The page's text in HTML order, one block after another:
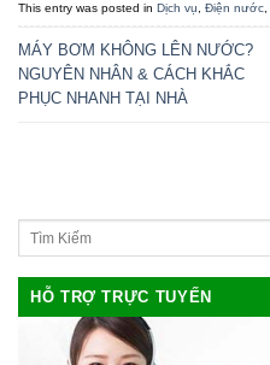
This entry was posted in Dịch vụ Điện nước
MÁY BƠM KHÔNG LÊN NƯỚC?
NGUYÊN NHÂN & CÁCH KHẮC
PHỤC NHANH TẠI NHÀ
HỖ TRỢ TRỰC TUYẾN